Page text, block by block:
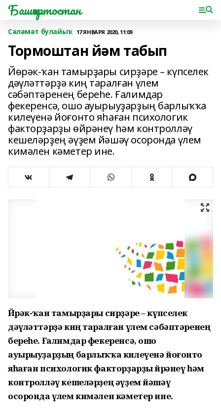
Башҡортостан
Сәләмәт булайыҡ 17 ЯНВАРЯ 2020, 11:09
Тормоштан йәм табып
Йөрәк-ҡан тамырҙары сирҙәре – күпселек
дәүләт­тәрҙә киң таралған үлем
сәбәптәренең береһе. Ғалимдар
фекеренсә, ошо ауырыуҙарҙың барлыҡҡа
килеүенә йоғонто яһаған психологик
факторҙарҙы өйрәнеү һәм контролләү
кешеләрҙең әүҙем йәшәү осоронда үлем
кимәлен кәметер ине.
Йөрәк-ҡан тамырҙары сирҙәре – күпселек
дәүләт­тәрҙә киң таралған үлем сәбәптәренең
береһе. Ғалимдар фекеренсә, ошо
ауырыуҙарҙың барлыҡҡа килеүенә йоғонто
яһаған психологик факторҙарҙы өйрәнеү һәм
контролләү кешеләрҙең әүҙем йәшәү
осоронда үлем кимәлен кәметер ине.